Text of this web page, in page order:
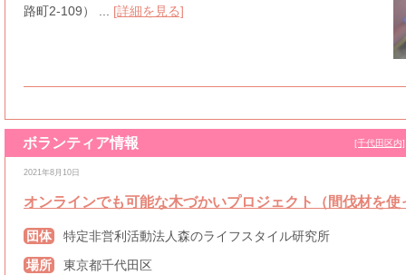
路町2-109） ... [詳細を見る]
ボランティア情報 [千代田区内]
2021年8月10日
オンラインでも可能な木づかいプロジェクト（間伐材を
団体
特定非営利活動法人森のライフスタイル研究所
場所
東京都千代田区